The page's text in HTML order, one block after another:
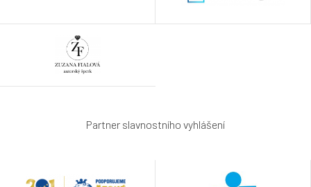
Partner slavnostního vyhlášení